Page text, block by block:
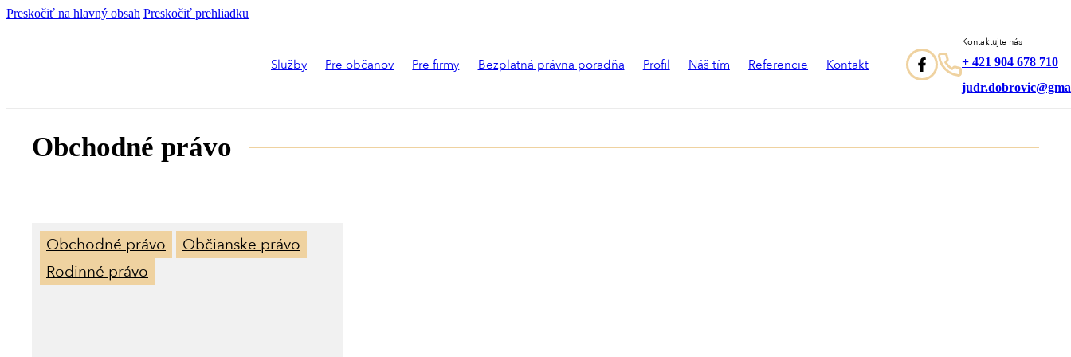
Preskočiť na hlavný obsah Preskočiť prehliadku
Služby Pre občanov Pre firmy Bezplatná právna poradňa Profil Náš tím Referencie Kontakt
Kontaktujte nás
+ 421 904 678 710
Obchodné právo
Obchodné právo Občianske právo
Rodinné právo